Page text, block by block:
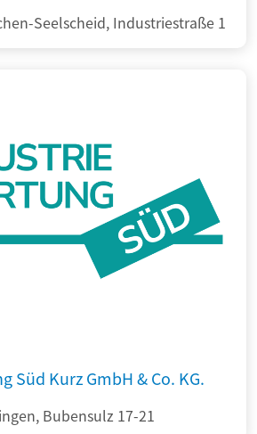
Seelscheid, Industriestraße 1
Süd Kurz GmbH & Co. KG.
Bubensulz 17-21